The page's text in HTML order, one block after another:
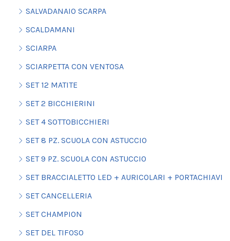
SALVADANAIO SCARPA
SCALDAMANI
SCIARPA
SCIARPETTA CON VENTOSA
SET 12 MATITE
SET 2 BICCHIERINI
SET 4 SOTTOBICCHIERI
SET 8 PZ. SCUOLA CON ASTUCCIO
SET 9 PZ. SCUOLA CON ASTUCCIO
SET BRACCIALETTO LED + AURICOLARI + PORTACHIAVI
SET CANCELLERIA
SET CHAMPION
SET DEL TIFOSO